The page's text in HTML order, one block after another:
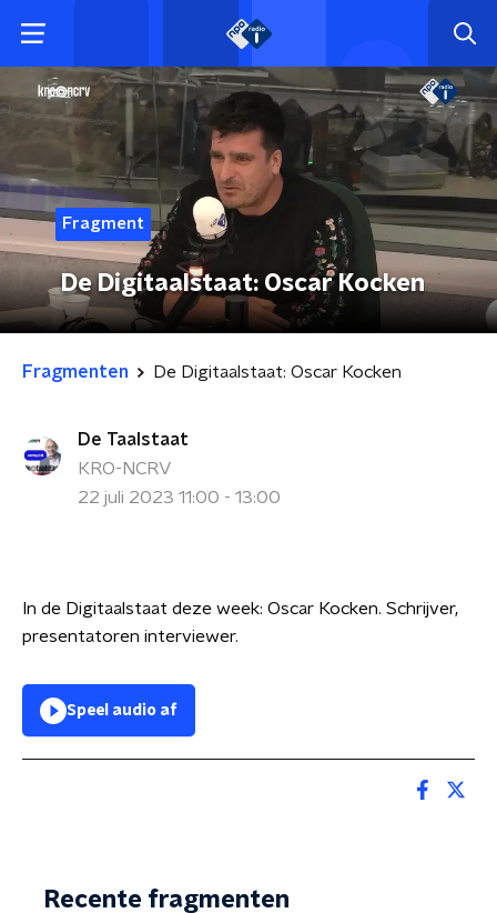
Fragment
De Digitaalstaat: Oscar Kocken
Fragmenten De Digitaalstaat: Oscar Kocken
De Taalstaat
KRO-NCRV
22 juli 2023 11:00 - 13:00
In de Digitaalstaat deze week: Oscar Kocken. Schrijver,
presentatoren interviewer.
Speel audio af
Recente fragmenten